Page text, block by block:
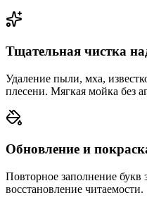
Тщательная чистка
Удаление пыли, мха,
плесени. Мягкая мойка без
Обновление и
Повторное заполнение
восстановление читаемости.